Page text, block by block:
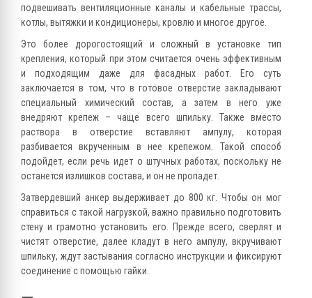
подвешивать вентиляционные каналы и кабельные трассы,
котлы, вытяжки и кондиционеры, кровлю и многое другое.
Это более дорогостоящий и сложный в установке тип
крепления, который при этом считается очень эффективным
и подходящим даже для фасадных работ. Его суть
заключается в том, что в готовое отверстие закладывают
специальный химический состав, а затем в него уже
внедряют крепеж – чаще всего шпильку. Также вместо
раствора в отверстие вставляют ампулу, которая
разбивается вкрученным в нее крепежом. Такой способ
подойдет, если речь идет о штучных работах, поскольку не
останется излишков состава, и он не пропадет.
Затвердевший анкер выдерживает до 800 кг. Чтобы он мог
справиться с такой нагрузкой, важно правильно подготовить
стену и грамотно установить его. Прежде всего, сверлят и
чистят отверстие, далее кладут в него ампулу, вкручивают
шпильку, ждут застывания согласно инструкции и фиксируют
соединение с помощью гайки.